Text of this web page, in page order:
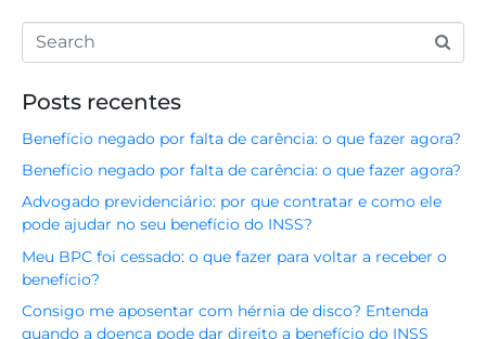
Posts recentes
Benefício negado por falta de carência: o que fazer agora?
Benefício negado por falta de carência: o que fazer agora?
Advogado previdenciário: por que contratar e como ele
pode ajudar no seu benefício do INSS?
Meu BPC foi cessado: o que fazer para voltar a receber o
benefício?
Consigo me aposentar com hérnia de disco? Entenda
quando a doença pode dar direito a benefício do INSS